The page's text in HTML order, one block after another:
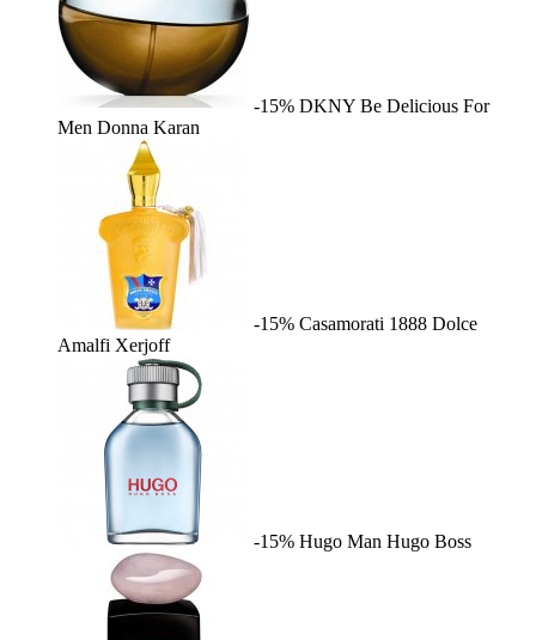
-15% DKNY Be Delicious For
Men Donna Karan
-15% Casamorati 1888 Dolce
Amalfi Xerjoff
-15% Hugo Man Hugo Boss